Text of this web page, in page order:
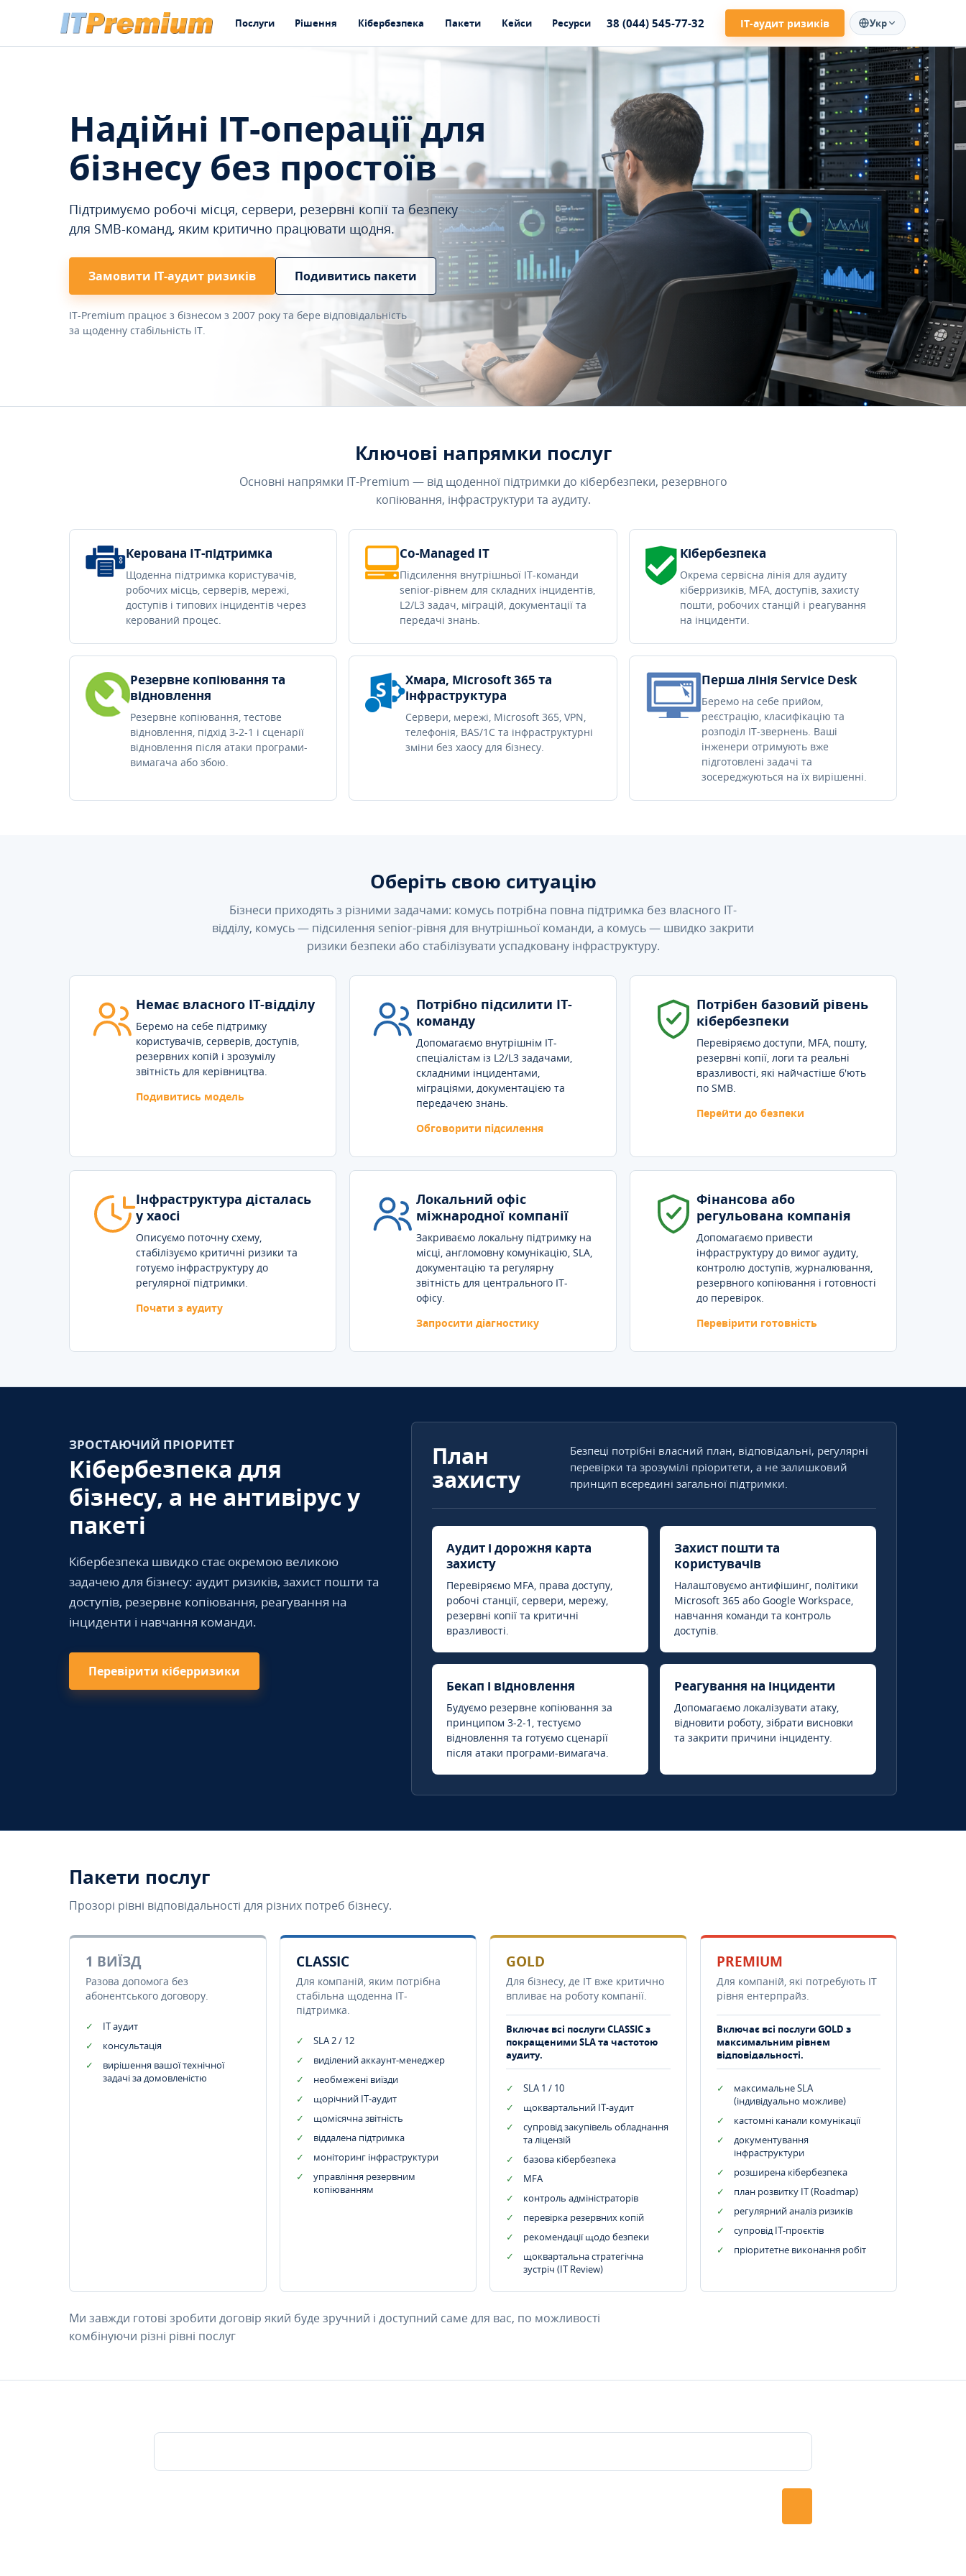
Послуги Рішення Кібербезпека Пакети Кейси Ресурси 38 (044) 545-77-32 ІТ-аудит ризиків Укр
Надійні IT-операції для
бізнесу без простоїв
Підтримуємо робочі місця, сервери, резервні копії та безпеку
для SMB-команд, яким критично працювати щодня.
Замовити ІТ-аудит ризиків Подивитись пакети
IT-Premium працює з бізнесом з 2007 року та бере відповідальність
за щоденну стабільність IT.
Ключові напрямки послуг
Основні напрямки IT-Premium — від щоденної підтримки до кібербезпеки, резервного
копіювання, інфраструктури та аудиту.
Керована IT-підтримка
Щоденна підтримка користувачів,
робочих місць, серверів, мережі,
доступів і типових інцидентів через
керований процес.
Co-Managed IT
Підсилення внутрішньої IT-команди
senior-рівнем для складних інцидентів,
L2/L3 задач, міграцій, документації та
передачі знань.
Кібербезпека
Окрема сервісна лінія для аудиту
кіберризиків, MFA, доступів, захисту
пошти, робочих станцій і реагування
на інциденти.
Резервне копіювання та
відновлення
Резервне копіювання, тестове
відновлення, підхід 3-2-1 і сценарії
відновлення після атаки програми-
вимагача або збою.
Хмара, Microsoft 365 та
інфраструктура
Сервери, мережі, Microsoft 365, VPN,
телефонія, BAS/1C та інфраструктурні
зміни без хаосу для бізнесу.
Перша лінія Service Desk
Беремо на себе прийом,
реєстрацію, класифікацію та
розподіл IT-звернень. Ваші
інженери отримують вже
підготовлені задачі та
зосереджуються на їх вирішенні.
Оберіть свою ситуацію
Бізнеси приходять з різними задачами: комусь потрібна повна підтримка без власного IT-
відділу, комусь — підсилення senior-рівня для внутрішньої команди, а комусь — швидко закрити
ризики безпеки або стабілізувати успадковану інфраструктуру.
Немає власного IT-відділу
Беремо на себе підтримку
користувачів, серверів, доступів,
резервних копій і зрозумілу
звітність для керівництва.
Подивитись модель
Потрібно підсилити IT-
команду
Допомагаємо внутрішнім IT-
спеціалістам із L2/L3 задачами,
складними інцидентами,
міграціями, документацією та
передачею знань.
Обговорити підсилення
Потрібен базовий рівень
кібербезпеки
Перевіряємо доступи, MFA, пошту,
резервні копії, логи та реальні
вразливості, які найчастіше б'ють
по SMB.
Перейти до безпеки
Інфраструктура дісталась
у хаосі
Описуємо поточну схему,
стабілізуємо критичні ризики та
готуємо інфраструктуру до
регулярної підтримки.
Почати з аудиту
Локальний офіс
міжнародної компанії
Закриваємо локальну підтримку на
місці, англомовну комунікацію, SLA,
документацію та регулярну
звітність для центрального IT-
офісу.
Запросити діагностику
Фінансова або
регульована компанія
Допомагаємо привести
інфраструктуру до вимог аудиту,
контролю доступів, журналювання,
резервного копіювання і готовності
до перевірок.
Перевірити готовність
ЗРОСТАЮЧИЙ ПРІОРИТЕТ
Кібербезпека для
бізнесу, а не антивірус у
пакеті
Кібербезпека швидко стає окремою великою
задачею для бізнесу: аудит ризиків, захист пошти та
доступів, резервне копіювання, реагування на
інциденти і навчання команди.
Перевірити кіберризики
План
захисту
Безпеці потрібні власний план, відповідальні, регулярні
перевірки та зрозумілі пріоритети, а не залишковий
принцип всередині загальної підтримки.
Аудит і дорожня карта
захисту
Перевіряємо MFA, права доступу,
робочі станції, сервери, мережу,
резервні копії та критичні
вразливості.
Захист пошти та
користувачів
Налаштовуємо антифішинг, політики
Microsoft 365 або Google Workspace,
навчання команди та контроль
доступів.
Бекап і відновлення
Будуємо резервне копіювання за
принципом 3-2-1, тестуємо
відновлення та готуємо сценарії
після атаки програми-вимагача.
Реагування на інциденти
Допомагаємо локалізувати атаку,
відновити роботу, зібрати висновки
та закрити причини інциденту.
Пакети послуг
Прозорі рівні відповідальності для різних потреб бізнесу.
1 ВИЇЗД
Разова допомога без
абонентського договору.
IT аудит
консультація
вирішення вашої технічної
задачі за домовленістю
CLASSIC
Для компаній, яким потрібна
стабільна щоденна IT-
підтримка.
SLA 2 / 12
виділений аккаунт-менеджер
необмежені виїзди
щорічний IT-аудит
щомісячна звітність
віддалена підтримка
моніторинг інфраструктури
управління резервним
копіюванням
GOLD
Для бізнесу, де IT вже критично
впливає на роботу компанії.
Включає всі послуги CLASSIC з
покращеними SLA та частотою
аудиту.
SLA 1 / 10
щоквартальний IT-аудит
супровід закупівель обладнання
та ліцензій
базова кібербезпека
MFA
контроль адміністраторів
перевірка резервних копій
рекомендації щодо безпеки
щоквартальна стратегічна
зустріч (IT Review)
PREMIUM
Для компаній, які потребують ІТ
рівня ентерпрайз.
Включає всі послуги GOLD з
максимальним рівнем
відповідальності.
максимальне SLA
(індивідуально можливе)
кастомні канали комунікації
документування
інфраструктури
розширена кібербезпека
план розвитку IT (Roadmap)
регулярний аналіз ризиків
супровід ІТ-проєктів
пріоритетне виконання робіт
Ми завжди готові зробити договір який буде зручний і доступний саме для вас, по можливості
комбінуючи різні рівні послуг